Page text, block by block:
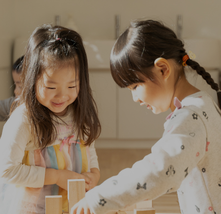
「すくすく子育て」でリトルスター保育園が紹介されま
各園のブログ
2026.08.06 赤しそジュース作り～にじ組～2026.08.0
5 【そら組】誕生会
一覧を見る